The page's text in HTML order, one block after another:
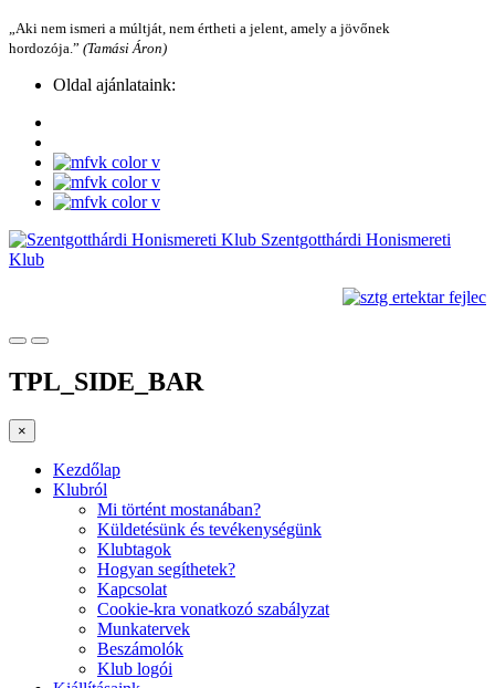
„Aki nem ismeri a múltját, nem értheti a jelent, amely a jövőnek
hordozója.” (Tamási Áron)
Oldal ajánlataink:
Szentgotthárdi Honismereti
Klub
TPL_SIDE_BAR
×
Kezdőlap
Klubról
Mi történt mostanában?
Küldetésünk és tevékenységünk
Klubtagok
Hogyan segíthetek?
Kapcsolat
Cookie-kra vonatkozó szabályzat
Munkatervek
Beszámolók
Klub logói